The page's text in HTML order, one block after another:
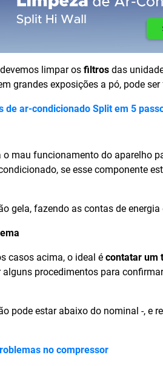
limpar os filtros das
grandes exposições a pó, pode
de ar-condicionado Split em 5
o mau funcionamento do aparelho
se esse componente
gela, fazendo as contas de
casos acima, o ideal é contatar um
procedimentos para
pode estar abaixo do nominal -, e
no compressor